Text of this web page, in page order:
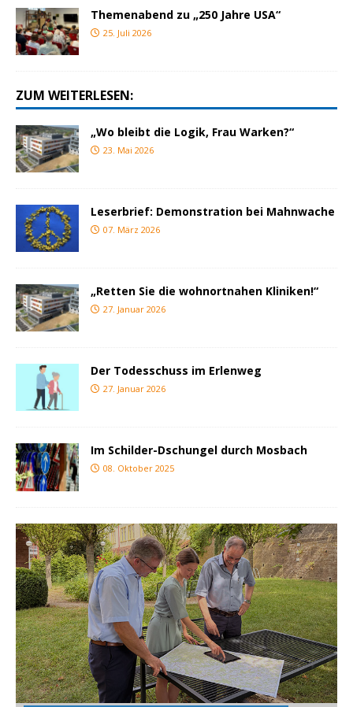
Themenabend zu „250 Jahre USA“
25. Juli 2026
ZUM WEITERLESEN:
„Wo bleibt die Logik, Frau Warken?“
23. Mai 2026
Leserbrief: Demonstration bei Mahnwache
07. März 2026
„Retten Sie die wohnortnahen Kliniken!“
27. Januar 2026
Der Todesschuss im Erlenweg
27. Januar 2026
Im Schilder-Dschungel durch Mosbach
08. Oktober 2025